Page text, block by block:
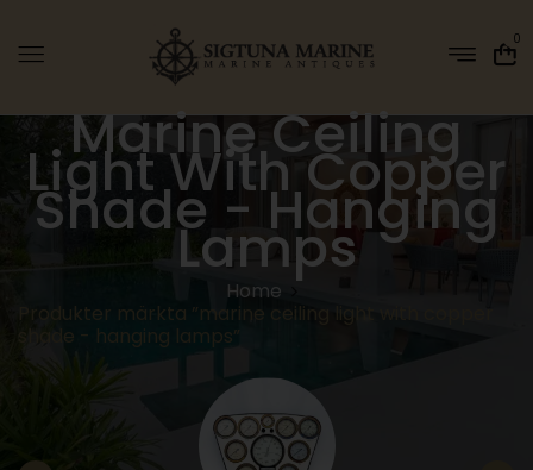
0
Marine Ceiling
Light With Copper
Shade - Hanging
Lamps
Home
Produkter märkta ”marine ceiling light with copper
shade - hanging lamps”